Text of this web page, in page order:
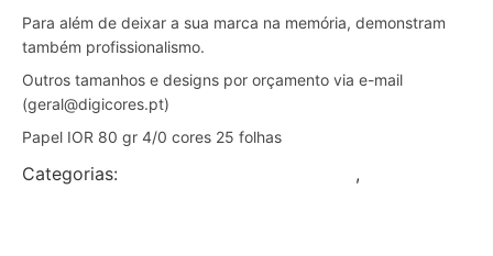
Para além de deixar a sua marca na memória, demonstram
também profissionalismo.
Outros tamanhos e designs por orçamento via e-mail
(geral@digicores.pt)
Papel IOR 80 gr 4/0 cores 25 folhas
Categorias: ,